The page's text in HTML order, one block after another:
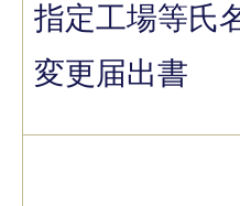
指定工場等氏
変更届出書